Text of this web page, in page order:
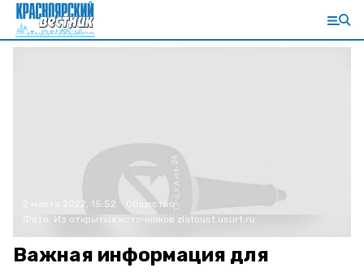
2 марта 2022, 15:52
Общество
Фото: Из открытых источников zlatoust.usurt.ru
Важная информация для